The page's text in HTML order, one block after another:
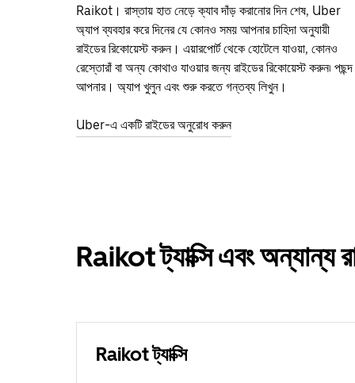
Raikot। রাস্তায় হাত নেড়ে ক্যাব দাঁড় করানোর দিন শেষ, Uber
অ্যাপ ব্যবহার করে দিনের যে কোনও সময় আপনার চাহিদা অনুযায়ী
রাইডের রিকোয়েস্ট করুন। এয়ারপোর্ট থেকে হোটেলে যাওয়া, কোনও
রেস্তোরাঁ বা অন্য কোথাও যাওয়ার জন্য রাইডের রিকোয়েস্ট করুন৷ পছন্দ
আপনার। অ্যাপ খুলুন এবং শুরু করতে গন্তব্য লিখুন।
Uber-এ একটি রাইডের অনুরোধ করুন
Raikot ট্যাক্সি এবং অন্যান্য
Raikot ট্যাক্সি